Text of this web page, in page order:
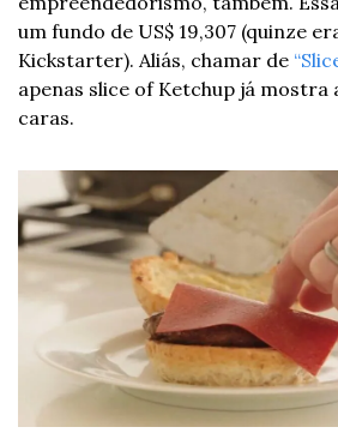
um fundo de US$ 19,307 (quinze
Kickstarter). Aliás, chamar de
apenas slice of Ketchup já mostra
caras.